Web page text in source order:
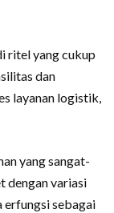
ritel yang cukup
dan
layanan logistik,
yang sangat-
dengan variasi
erfungsi sebagai